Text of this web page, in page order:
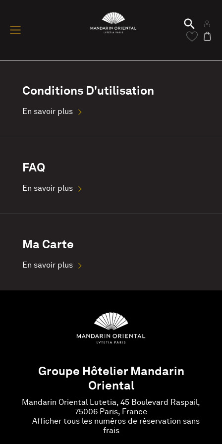
Conditions D'utilisation
En savoir plus
FAQ
En savoir plus
Ma Carte
En savoir plus
Groupe Hôtelier Mandarin
Oriental
Mandarin Oriental Lutetia, 45 Boulevard Raspail,
75006 Paris, France
Afficher tous les numéros de réservation sans
frais